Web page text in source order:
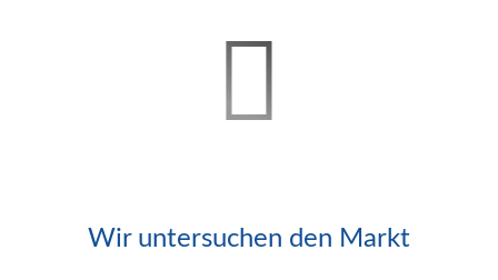
Wir untersuchen den Markt